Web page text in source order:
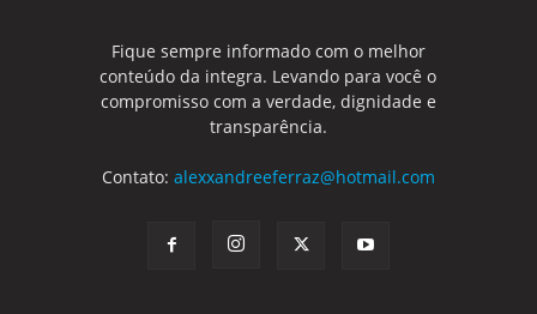
Fique sempre informado com o melhor
conteúdo da integra. Levando para você o
compromisso com a verdade, dignidade e
transparência.
Contato: alexxandreeferraz@hotmail.com